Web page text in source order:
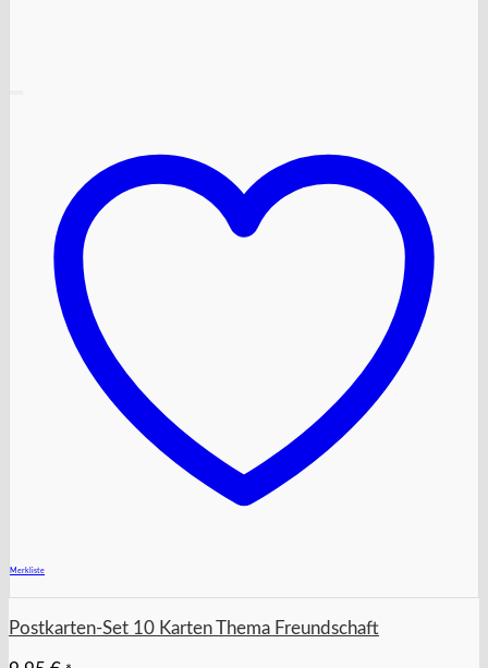
Merkliste
Postkarten-Set 10 Karten Thema Freundschaft